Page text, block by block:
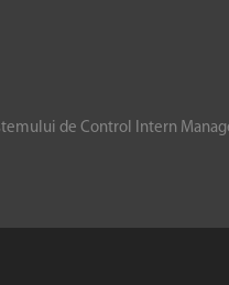
de Control Intern